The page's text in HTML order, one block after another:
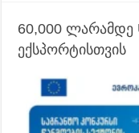
60,000 ლარამდე
ექსპორტისთვის